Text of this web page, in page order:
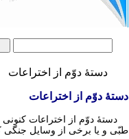
دستۀ دوّم از اختراعات
دستۀ دوّم از اختراعات
دستۀ دوّم از اختراعات كنونى
طبّى و يا برخى از وسايل جنگى